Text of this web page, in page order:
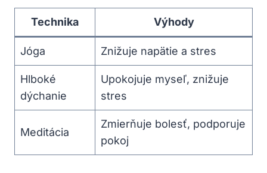
Technika Výhody
Jóga Znižuje napätie a stres
Hlboké
dýchanie
Upokojuje myseľ, znižuje
stres
Meditácia
Zmierňuje bolesť, podporuje
pokoj